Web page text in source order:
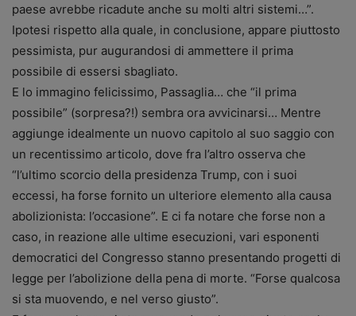
paese avrebbe ricadute anche su molti altri sistemi…”.
Ipotesi rispetto alla quale, in conclusione, appare piuttosto
pessimista, pur augurandosi di ammettere il prima
possibile di essersi sbagliato.
E lo immagino felicissimo, Passaglia… che “il prima
possibile” (sorpresa?!) sembra ora avvicinarsi… Mentre
aggiunge idealmente un nuovo capitolo al suo saggio con
un recentissimo articolo, dove fra l’altro osserva che
“l’ultimo scorcio della presidenza Trump, con i suoi
eccessi, ha forse fornito un ulteriore elemento alla causa
abolizionista: l’occasione”. E ci fa notare che forse non a
caso, in reazione alle ultime esecuzioni, vari esponenti
democratici del Congresso stanno presentando progetti di
legge per l’abolizione della pena di morte. “Forse qualcosa
si sta muovendo, e nel verso giusto”.